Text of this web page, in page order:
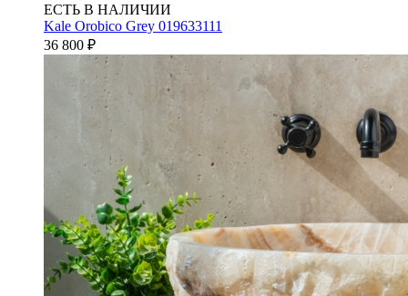
ЕСТЬ В НАЛИЧИИ
Kale Orobico Grey 019633111
36 800 ₽